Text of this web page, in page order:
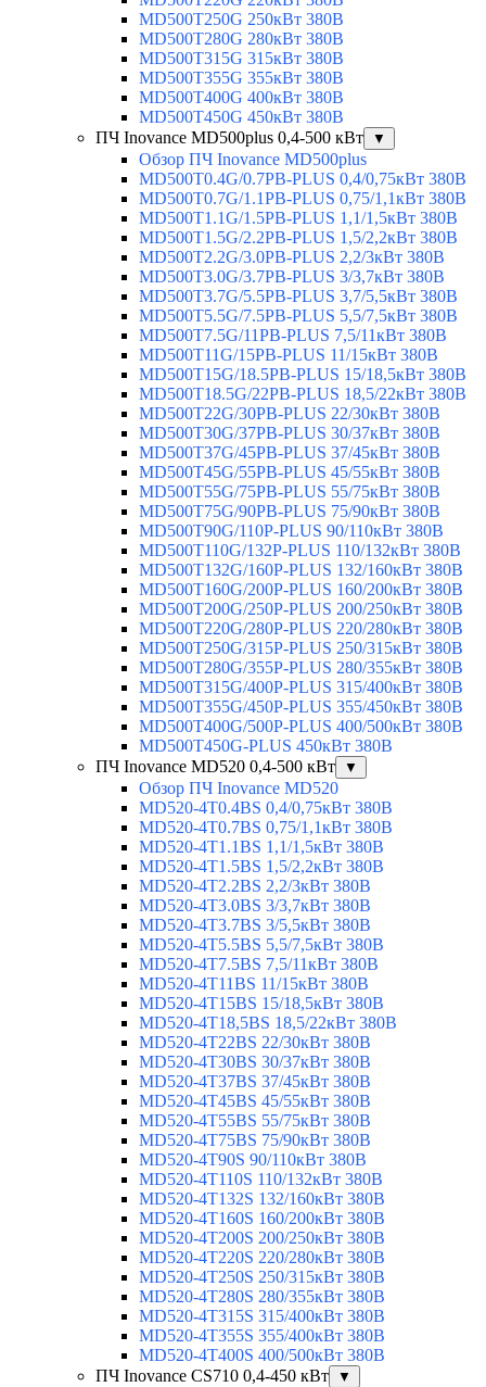
MD500T250G 250кВт 380В
MD500T280G 280кВт 380В
MD500T315G 315кВт 380В
MD500T355G 355кВт 380В
MD500T400G 400кВт 380В
MD500T450G 450кВт 380В
ПЧ Inovance MD500plus 0,4-500 кВт
▼
Обзор ПЧ Inovance MD500plus
MD500T0.4G/0.7PB-PLUS 0,4/0,75кВт 380В
MD500T0.7G/1.1PB-PLUS 0,75/1,1кВт 380В
MD500T1.1G/1.5PB-PLUS 1,1/1,5кВт 380В
MD500T1.5G/2.2PB-PLUS 1,5/2,2кВт 380В
MD500T2.2G/3.0PB-PLUS 2,2/3кВт 380В
MD500T3.0G/3.7PB-PLUS 3/3,7кВт 380В
MD500T3.7G/5.5PB-PLUS 3,7/5,5кВт 380В
MD500T5.5G/7.5PB-PLUS 5,5/7,5кВт 380В
MD500T7.5G/11PB-PLUS 7,5/11кВт 380В
MD500T11G/15PB-PLUS 11/15кВт 380В
MD500T15G/18.5PB-PLUS 15/18,5кВт 380В
MD500T18.5G/22PB-PLUS 18,5/22кВт 380В
MD500T22G/30PB-PLUS 22/30кВт 380В
MD500T30G/37PB-PLUS 30/37кВт 380В
MD500T37G/45PB-PLUS 37/45кВт 380В
MD500T45G/55PB-PLUS 45/55кВт 380В
MD500T55G/75PB-PLUS 55/75кВт 380В
MD500T75G/90PB-PLUS 75/90кВт 380В
MD500T90G/110P-PLUS 90/110кВт 380В
MD500T110G/132P-PLUS 110/132кВт 380В
MD500T132G/160P-PLUS 132/160кВт 380В
MD500T160G/200P-PLUS 160/200кВт 380В
MD500T200G/250P-PLUS 200/250кВт 380В
MD500T220G/280P-PLUS 220/280кВт 380В
MD500T250G/315P-PLUS 250/315кВт 380В
MD500T280G/355P-PLUS 280/355кВт 380В
MD500T315G/400P-PLUS 315/400кВт 380В
MD500T355G/450P-PLUS 355/450кВт 380В
MD500T400G/500P-PLUS 400/500кВт 380В
MD500T450G-PLUS 450кВт 380В
ПЧ Inovance MD520 0,4-500 кВт
▼
Обзор ПЧ Inovance MD520
MD520-4T0.4BS 0,4/0,75кВт 380В
MD520-4T0.7BS 0,75/1,1кВт 380В
MD520-4T1.1BS 1,1/1,5кВт 380В
MD520-4T1.5BS 1,5/2,2кВт 380В
MD520-4T2.2BS 2,2/3кВт 380В
MD520-4T3.0BS 3/3,7кВт 380В
MD520-4T3.7BS 3/5,5кВт 380В
MD520-4T5.5BS 5,5/7,5кВт 380В
MD520-4T7.5BS 7,5/11кВт 380В
MD520-4T11BS 11/15кВт 380В
MD520-4T15BS 15/18,5кВт 380В
MD520-4T18,5BS 18,5/22кВт 380В
MD520-4T22BS 22/30кВт 380В
MD520-4T30BS 30/37кВт 380В
MD520-4T37BS 37/45кВт 380В
MD520-4T45BS 45/55кВт 380В
MD520-4T55BS 55/75кВт 380В
MD520-4T75BS 75/90кВт 380В
MD520-4T90S 90/110кВт 380В
MD520-4T110S 110/132кВт 380В
MD520-4T132S 132/160кВт 380В
MD520-4T160S 160/200кВт 380В
MD520-4T200S 200/250кВт 380В
MD520-4T220S 220/280кВт 380В
MD520-4T250S 250/315кВт 380В
MD520-4T280S 280/355кВт 380В
MD520-4T315S 315/400кВт 380В
MD520-4T355S 355/400кВт 380В
MD520-4T400S 400/500кВт 380В
ПЧ Inovance CS710 0,4-450 кВт
▼